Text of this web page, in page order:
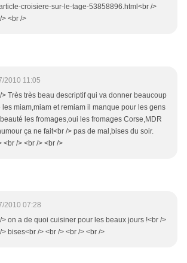
croisiere-sur-le-tage-53858896.html<br />
> <br />
2010 11:05
> Très très beau descriptif qui va donner beaucoup
les miam,miam et remiam il manque pour les gens
les fromages,oui les fromages Corse,MDR
ça ne fait<br /> pas de mal,bises du soir.
<br /> <br /> <br />
2010 07:28
> on a de quoi cuisiner pour les beaux jours !<br />
> bises<br /> <br /> <br /> <br />